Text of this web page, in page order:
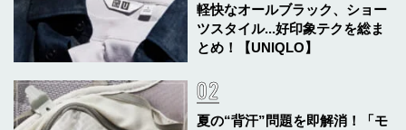
軽快なオールブラック、ショー
ツスタイル...好印象テクを総ま
とめ！【UNIQLO】
夏の“背汗”問題を即解消！「モ